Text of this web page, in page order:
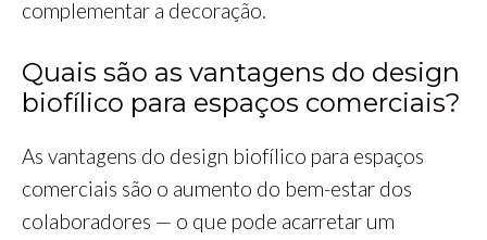
complementar a decoração.
Quais são as vantagens do design
biofílico para espaços comerciais?
As vantagens do design biofílico para espaços
comerciais são o aumento do bem-estar dos
colaboradores — o que pode acarretar um